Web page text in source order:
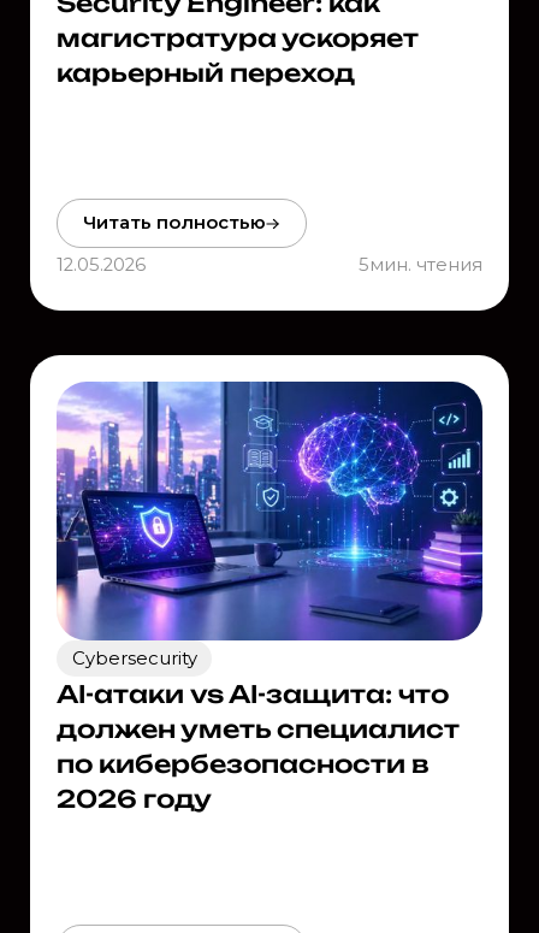
магистратура ускоряет
карьерный переход
Читать полностью
12.05.2026
5мин. чтения
Cybersecurity
AI-атаки vs AI-защита: что
должен уметь специалист
по кибербезопасности в
2026 году